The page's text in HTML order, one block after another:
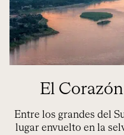
El
Entre los grandes del
lugar envuelto en la